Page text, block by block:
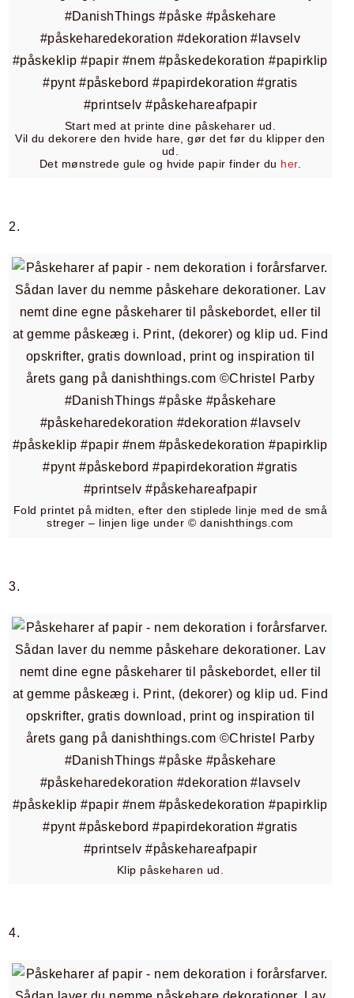
Start med at printe dine påskeharer ud.
Vil du dekorere den hvide hare, gør det før du klipper den
ud.
Det mønstrede gule og hvide papir finder du her.
2.
Fold printet på midten, efter den stiplede linje med de små
streger – linjen lige under © danishthings.com
3.
Klip påskeharen ud.
4.